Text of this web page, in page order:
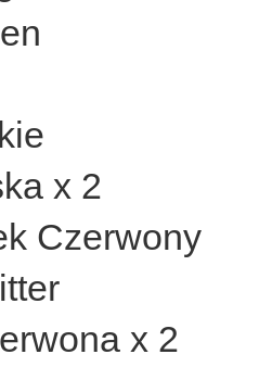
x 2
Czerwony
x 2